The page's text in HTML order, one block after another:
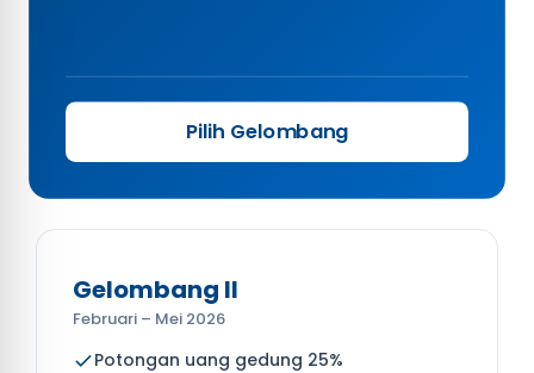
Pilih Gelombang
Gelombang II
Februari – Mei 2026
Potongan uang gedung 25%